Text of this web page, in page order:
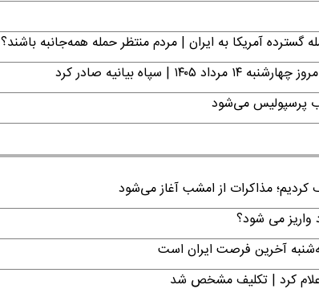
آمریکا به ایران | مردم منتظر حمله همه‌جانبه باشند؟
بیانیه صادر کرد
پرسپولیس می‌شود
مذاکرات از امشب آغاز می‌شود
واریز می شود؟
آخرین فرصت ایران است
کرد | تکلیف مشخص شد